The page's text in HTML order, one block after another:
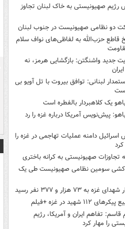
رژیم صهیونیستی به خاک لبنان تجاوز
دو نظامی صهیونیست در جنوب لبنان
قاطع حزب‌الله به لفاظی‌های نواف سلام
جدید واشنگتن: بازگشایی هرمز، نه
لبنانی: توافق بیروت با تل آویو بی
یک کلاهبردار بالفطره است
پیش‌نویس آمریکا درباره غزه را رد
اسرائیل دامنه عملیات تهاجمی در غزه را
تجاوزات صهیونیستی به کرانه باختری
سومین نظامی صهیونیست طی یک
غزه به ۷۳ هزار و ۳۷۷ نفر رسید
۱۱۲ شهید در غزه +فیلم
قاسم: تفاهم ایران و آمریکا، رژیم
را مهار کرد